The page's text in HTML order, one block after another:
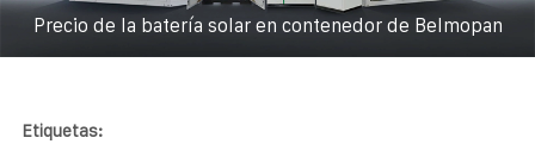
Precio de la batería solar en contenedor de Belmopan
Etiquetas: